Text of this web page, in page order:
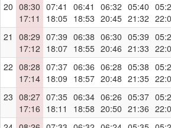
20 08:30
17:11
07:41
18:05
06:41
18:53
06:32
20:45
05:40
21:32
21
08:29
17:12
07:39
18:07
06:38
18:55
06:30
20:46
05:39
21:33
22 08:28
17:14
07:37
18:09
06:36
18:57
06:28
20:48
05:38
21:35
23 08:27
17:16
07:35
18:11
06:34
18:58
06:26
20:50
05:37
21:36